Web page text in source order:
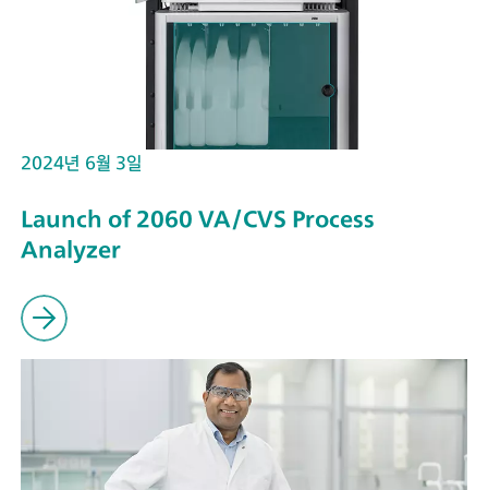
2024년 6월 3일
Launch of 2060 VA/CVS Process
Analyzer